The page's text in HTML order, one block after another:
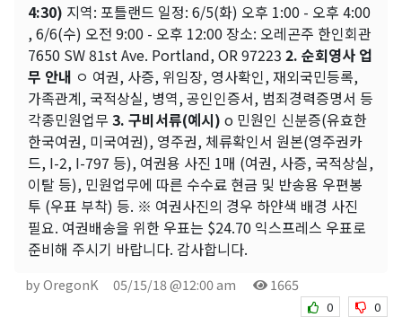
4:30) 지역: 포틀랜드 일정: 6/5(화) 오후 1:00 - 오후 4:00
, 6/6(수) 오전 9:00 - 오후 12:00 장소: 오레곤주 한인회관
7650 SW 81st Ave. Portland, OR 97223 2. 순회영사 업
무 안내 ㅇ 여권, 사증, 위임장, 영사확인, 재외국민등록,
가족관계, 국적상실, 병역, 공인인증서, 범죄경력증명서 등
각종민원업무 3. 구비서류(예시) o 민원인 신분증(유효한
한국여권, 미국여권), 영주권, 체류확인서 원본(영주권카
드, I-2, I-797 등), 여권용 사진 1매 (여권, 사증, 국적상실,
이탈 등), 민원업무에 따른 수수료 현금 및 반송용 우편봉
투 (우표 부착) 등. ※ 여권사진의 경우 하얀색 배경 사진
필요. 여권배송을 위한 우표는 $24.70 익스프레스 우표로
준비해 주시기 바랍니다. 감사합니다.
by OregonK 05/15/18 @12:00 am 1665
0 0